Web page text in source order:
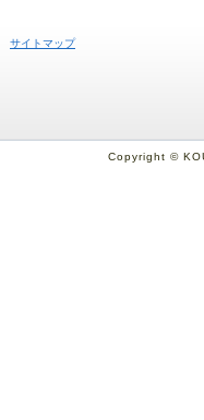
サイトマップ
Copyright ©